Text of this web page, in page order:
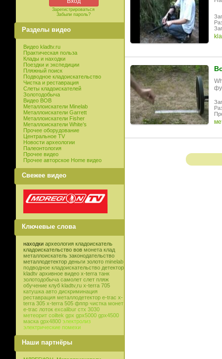
Зарегистрироваться
Забыли пароль?
Разделы видео
Видео kladtv.ru
Практическая польза
Клады и находки
Поездки и экспедиции
Пляжный поиск
Подводное кладоискательство
Чистка и реставрация
Слеты кладоискателей
Золотодобыча
Видео ВОВ
Металлоискатели Minelab
Металлоискатели Garrett
Металлоискатели Fisher
Металлоискатели White’s
Прочее оборудование
Центральное TV
Новости археологии
Палеонтология
Прочее видео
Прочее авторское Home видео
Свежее видео
Ключевые слова
находки археология кладоискатель
кладоискательство вов монета клад
металлоискатель законодательство
металлодетектор деньги золото minelab
подводное кладоискательство детектор
kladtv архивное видео x-terra танк
золотодобыча самолет слет пляж
обучение клуб kladtv,ru x-terra 705
катушка авто дискриминация
реставрация металлодетектор e-trac x-
terra 305 x-terra 505 фппр чистка монет
e-trac лоток excalibur стх 3030
метеорит coiltek gpx gpx5000 gpx4500
маска gpx4800 электролиз
электрические помехи
Наши партнёры